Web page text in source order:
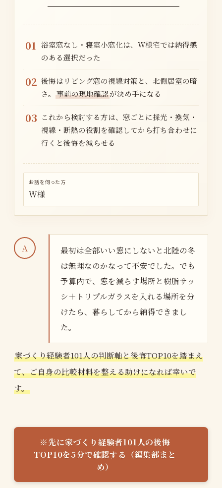
01
浴室窓なし・寝室小窓化は、W様宅では納得感
のある選択だった
02 後悔はリビング窓の視線対策と、北側居室の暗
さ。 事前の現地確認が決め手になる
03 これから検討する方は、窓ごとに採光・換気・
視線・断熱の役割を確認してから打ち合わせに
行くと後悔を減らせる
お話を伺った方
W様
最初は全部いい窓にしないと北陸の冬
は無理なのかなって不安でした。でも
予算内で、窓を減らす場所と樹脂サッ
シ＋トリプルガラスを入れる場所を分
けたら、暮らしてから納得できまし
た。
家づくり経験者101人の判断軸と後悔TOP10を踏まえ
て、ご自身の比較材料を整える助けになれば幸いで
す。
※先に家づくり経験者101人の後悔
TOP10を5分で確認する（編集部まと
め）